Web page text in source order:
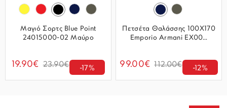
Μαγιό Σορτς Blue Point
24015000-02 Μαύρο
19.90€ 23.90€ -17%
Πετσέτα Θαλάσσης 100Χ170
Emporio Armani EX00...
99.00€ 112.00€ -12%